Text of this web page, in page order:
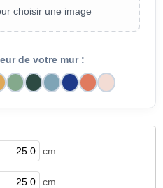
choisir une image
de votre mur :
cm
cm